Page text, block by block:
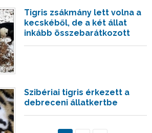
Tigris zsákmány lett volna a
kecskéből, de a két állat
inkább összebarátkozott
Szibériai tigris érkezett a
debreceni állatkertbe